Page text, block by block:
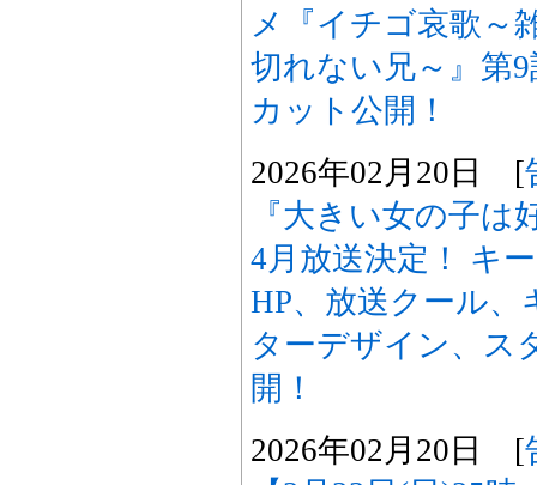
メ『イチゴ哀歌～
切れない兄～』第
カット公開！
2026年02月20日 [
『大きい女の子は
4月放送決定！ キ
HP、放送クール
ターデザイン、ス
開！
2026年02月20日 [